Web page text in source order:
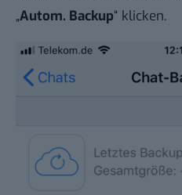
„Autom. Backup“ klicken.